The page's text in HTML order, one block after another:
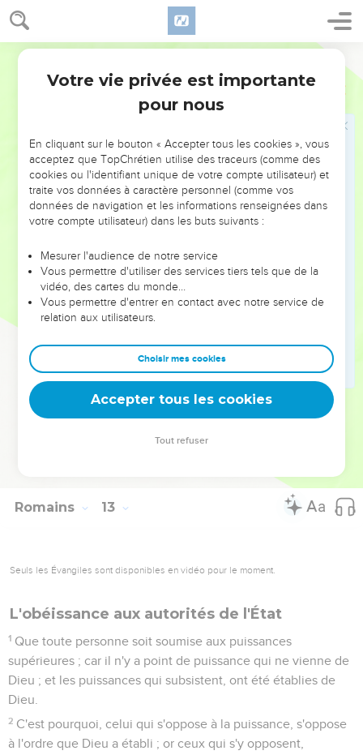
Romains 12
persévérants dans la prière.
13 Prenez part aux nécessités des saints ; empressez-vous à
Bénissez ceux qui vous persécutent ; bénissez, et ne
avec ceux qui pleurent.
Ayez les mêmes sentiments entre vous ; n'aspirez point
aux grandeurs, mais accommodez-vous aux choses
humbles ; ne soyez pas sages à vos propres yeux.
ce qui est bien devant tous les hommes.
S'il se peut faire, et autant qu'il dépend de vous, ayez la
paix avec tous les hommes.
19
laissez faire la colère divine ; car il est écrit : A moi la
vengeance ; c'est moi qui rétribuerai, dit le Seigneur.
Si donc ton ennemi a faim, donne-lui à manger ; s'il a soif,
donne-lui à boire ; car en faisant cela, tu lui amasseras des
Romains 13
Seuls les Évangiles sont disponibles en vidéo pour le moment.
L'obéissance aux autorités de l'État
1 Que toute personne soit soumise aux puissances
supérieures ; car il n'y a point de puissance qui ne vienne de
Dieu ; et les puissances qui subsistent, ont été établies de
Dieu.
2 C'est pourquoi, celui qui s'oppose à la puissance, s'oppose
à l'ordre que Dieu a établi ; or ceux qui s'y opposent,
Votre vie privée est importante
pour nous
En cliquant sur le bouton « Accepter tous les cookies », vous
acceptez que TopChrétien utilise des traceurs (comme des
cookies ou l'identifiant unique de votre compte utilisateur) et
traite vos données à caractère personnel (comme vos
données de navigation et les informations renseignées dans
votre compte utilisateur) dans les buts suivants :
Mesurer l'audience de notre service
Vous permettre d'utiliser des services tiers tels que de la
vidéo, des cartes du monde…
Vous permettre d'entrer en contact avec notre service de
relation aux utilisateurs.
Choisir mes cookies
Accepter tous les cookies
Tout refuser